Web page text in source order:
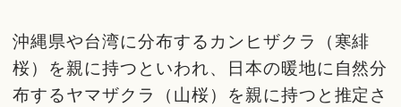
沖縄県や台湾に分布するカンヒザクラ（寒緋
桜）を親に持つといわれ、日本の暖地に自然分
布するヤマザクラ（山桜）を親に持つと推定さ